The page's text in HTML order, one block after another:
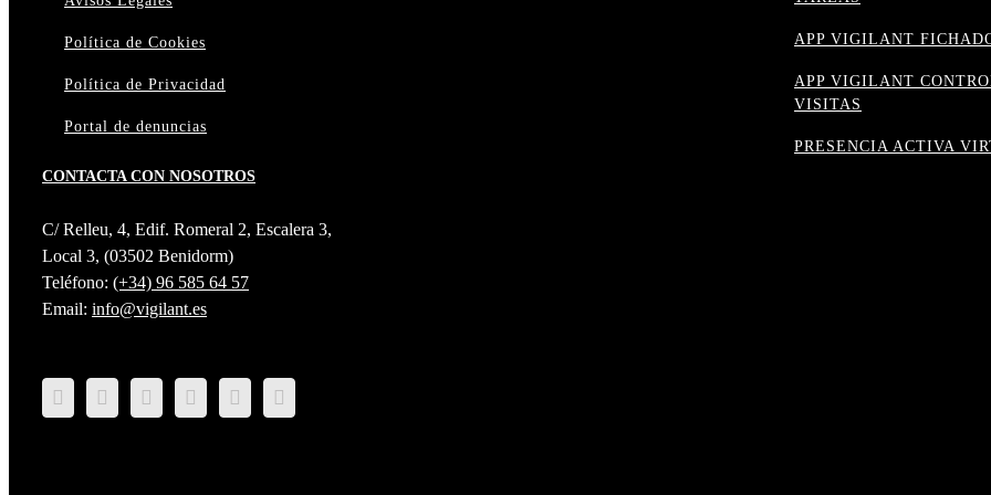
Política de Cookies
Política de Privacidad
Portal de denuncias
APP VIGILANT
APP VIGILANT
VISITAS
PRESENCIA ACTIVA
CONTACTA CON NOSOTROS
C/ Relleu, 4, Edif. Romeral 2, Escalera 3,
Local 3, (03502 Benidorm)
Teléfono: (+34) 96 585 64 57
Email: info@vigilant.es